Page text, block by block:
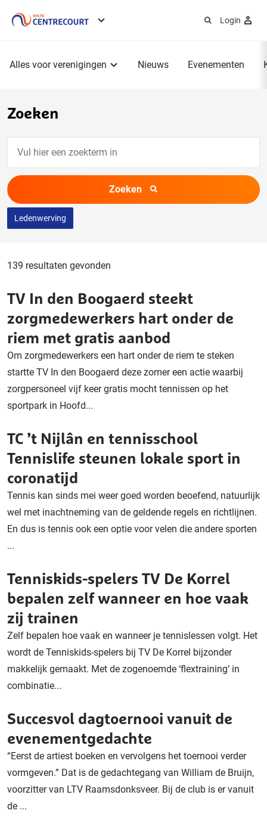
Login
Alles voor verenigingen Nieuws Evenementen
Zoeken
een
zoekterm
in
Zoeken
Ledenwerving
139 resultaten gevonden
TV In den Boogaerd steekt
zorgmedewerkers hart onder de
riem met gratis aanbod
Om zorgmedewerkers een hart onder de riem te steken
startte TV In den Boogaerd deze zomer een actie waarbij
zorgpersoneel vijf keer gratis mocht tennissen op het
sportpark in Hoofd...
TC ’t Nijlân en tennisschool
Tennislife steunen lokale sport in
coronatijd
Tennis kan sinds mei weer goed worden beoefend, natuurlijk
wel met inachtneming van de geldende regels en richtlijnen.
En dus is tennis ook een optie voor velen die andere sporten
...
Tenniskids-spelers TV De Korrel
bepalen zelf wanneer en hoe vaak
zij trainen
Zelf bepalen hoe vaak en wanneer je tennislessen volgt. Het
wordt de Tenniskids-spelers bij TV De Korrel bijzonder
makkelijk gemaakt. Met de zogenoemde ‘flextraining’ in
combinatie...
Succesvol dagtoernooi vanuit de
evenementgedachte
“Eerst de artiest boeken en vervolgens het toernooi verder
vormgeven.” Dat is de gedachtegang van William de Bruijn,
voorzitter van LTV Raamsdonksveer. Bij de club is er vanuit
de ...